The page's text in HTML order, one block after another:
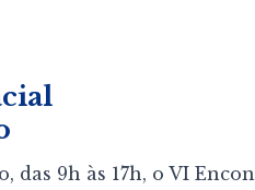
9h às 17h, o VI